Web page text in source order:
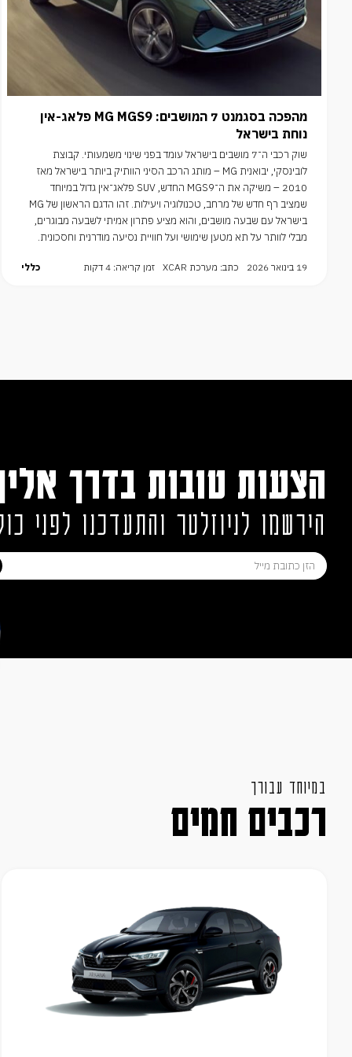
מהפכה בסגמנט 7 המושבים: MG MGS9 פלאג-אין
נוחת בישראל
שוק רכבי ה־7 מושבים בישראל עומד בפני שינוי משמעותי. קבוצת
לובינסקי, יבואנית MG – מותג הרכב הסיני הוותיק ביותר בישראל מאז
2010 – משיקה את ה־MGS9 החדש, SUV פלאג־אין גדול במיוחד
שמציב רף חדש של מרחב, טכנולוגיה ויעילות. זהו הדגם הראשון של MG
בישראל עם שבעה מושבים, והוא מציע פתרון אמיתי לשבעה מבוגרים,
מבלי לוותר על תא מטען שימושי ועל חוויית נסיעה מודרנית וחסכונית.
19 בינואר 2026 כתב: מערכת XCAR זמן קריאה: 4 דקות כללי
הצעות טובות בדרך
הירשמו לניוזלטר והתעדכנו לפני
במיוחד עבורך
רכבים חמים